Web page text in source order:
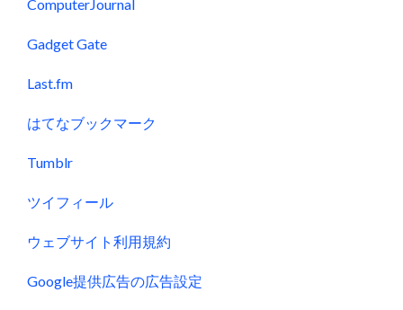
ComputerJournal
Gadget Gate
Last.fm
はてなブックマーク
Tumblr
ツイフィール
ウェブサイト利用規約
Google提供広告の広告設定